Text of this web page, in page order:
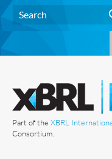
Part of the XBRL
Consortium.